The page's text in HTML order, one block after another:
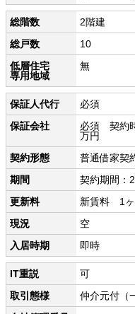
総階数
2階建
総戸数
10
低層住宅
専用地域
無
保証人代行
必須
保証会社
必須 契約
万円
契約形態
普通借家契
期間
契約期間：
更新料
新賃料 1ヶ
現況
空
入居時期
即時
IT重説
可
取引態様
仲介元付（